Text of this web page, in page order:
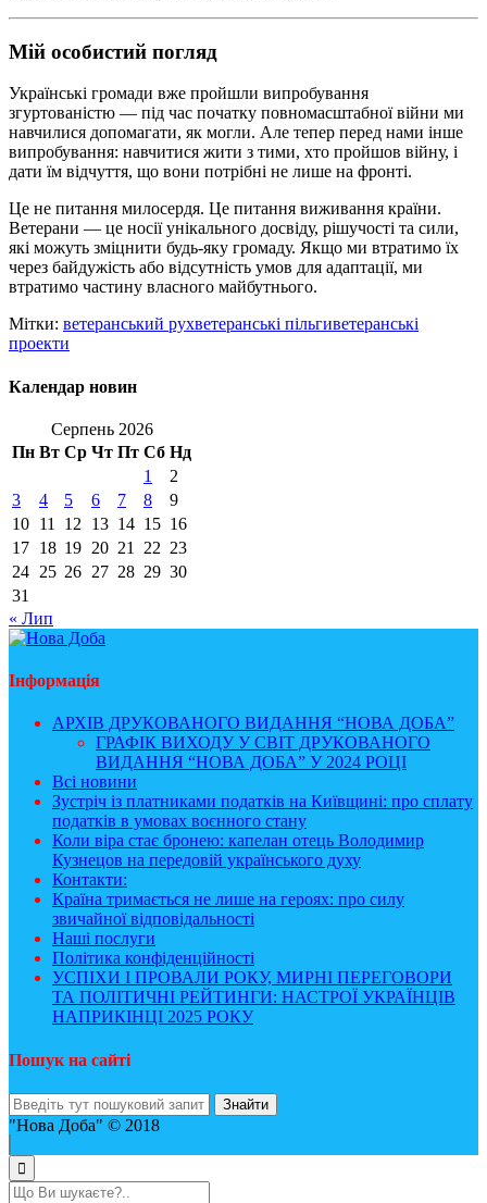
Мій особистий погляд
Українські громади вже пройшли випробування
згуртованістю — під час початку повномасштабної війни ми
навчилися допомагати, як могли. Але тепер перед нами інше
випробування: навчитися жити з тими, хто пройшов війну, і
дати їм відчуття, що вони потрібні не лише на фронті.
Це не питання милосердя. Це питання виживання країни.
Ветерани — це носії унікального досвіду, рішучості та сили,
які можуть зміцнити будь-яку громаду. Якщо ми втратимо їх
через байдужість або відсутність умов для адаптації, ми
втратимо частину власного майбутнього.
Мітки: ветеранський рухветеранські пільгиветеранські
проекти
Календар новин
Серпень 2026
Пн Вт Ср Чт Пт Сб Нд
1
2
3
4 5 6 7 8
9
10 11 12 13 14 15 16
17 18 19 20 21 22 23
24 25 26 27 28 29 30
31
« Лип
Інформація
АРХІВ ДРУКОВАНОГО ВИДАННЯ “НОВА ДОБА”
ГРАФІК ВИХОДУ У СВІТ ДРУКОВАНОГО
ВИДАННЯ “НОВА ДОБА” У 2024 РОЦІ
Всі новини
Зустріч із платниками податків на Київщині: про сплату
податків в умовах воєнного стану
Коли віра стає бронею: капелан отець Володимир
Кузнецов на передовій українського духу
Контакти:
Країна тримається не лише на героях: про силу
звичайної відповідальності
Наші послуги
Політика конфіденційності
УСПІХИ І ПРОВАЛИ РОКУ, МИРНІ ПЕРЕГОВОРИ
ТА ПОЛІТИЧНІ РЕЙТИНГИ: НАСТРОЇ УКРАЇНЦІВ
НАПРИКІНЦІ 2025 РОКУ
Пошук на сайті
"Нова Доба" © 2018